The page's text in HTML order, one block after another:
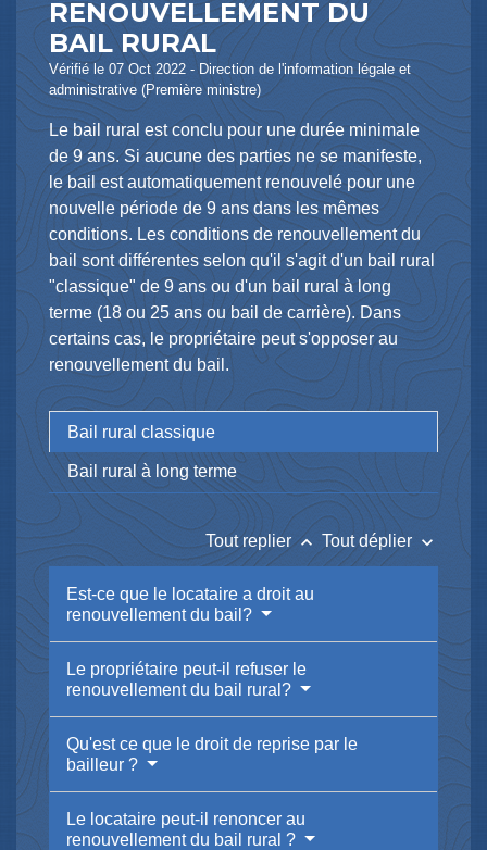
RENOUVELLEMENT DU
BAIL RURAL
Vérifié le 07 Oct 2022 - Direction de l'information légale et
administrative (Première ministre)
Le bail rural est conclu pour une durée minimale
de 9 ans. Si aucune des parties ne se manifeste,
le bail est automatiquement renouvelé pour une
nouvelle période de 9 ans dans les mêmes
conditions. Les conditions de renouvellement du
bail sont différentes selon qu'il s'agit d'un bail rural
"classique" de 9 ans ou d'un bail rural à long
terme (18 ou 25 ans ou bail de carrière). Dans
certains cas, le propriétaire peut s'opposer au
renouvellement du bail.
Bail rural classique
Bail rural à long terme
Tout replierkeyboard_arrow_up Tout déplier keyboard_arrow_down
Est-ce que le locataire a droit au
renouvellement du bail?
Le propriétaire peut-il refuser le
renouvellement du bail rural?
Qu'est ce que le droit de reprise par le
bailleur ?
Le locataire peut-il renoncer au
renouvellement du bail rural ?